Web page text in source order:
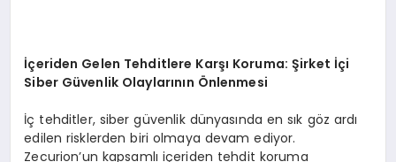
İçeriden Gelen Tehditlere Karşı Koruma: Şirket İçi
Siber Güvenlik Olaylarının Önlenmesi
İç tehditler, siber güvenlik dünyasında en sık göz ardı
edilen risklerden biri olmaya devam ediyor.
Zecurion’un kapsamlı içeriden tehdit koruma